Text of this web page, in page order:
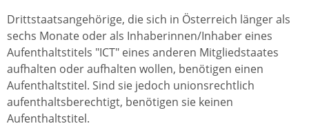
Drittstaatsangehörige, die sich in Österreich länger als
sechs Monate oder als Inhaberinnen/Inhaber eines
Aufenthaltstitels "ICT" eines anderen Mitgliedstaates
aufhalten oder aufhalten wollen, benötigen einen
Aufenthaltstitel. Sind sie jedoch unionsrechtlich
aufenthaltsberechtigt, benötigen sie keinen
Aufenthaltstitel.